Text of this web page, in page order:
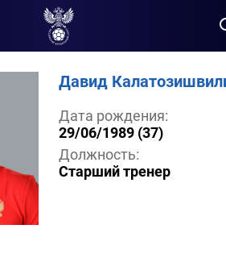
Давид
Дата рождения:
29/06/1989 (37)
Должность:
Старший тренер